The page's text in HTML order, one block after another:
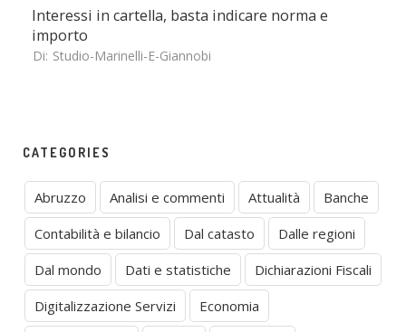
Interessi in cartella, basta indicare norma e
importo
Di: Studio-Marinelli-E-Giannobi
CATEGORIES
Abruzzo Analisi e commenti Attualità
Banche
Contabilità e bilancio
Dal catasto
Dalle regioni
Dal mondo
Dati e statistiche
Dichiarazioni Fiscali
Digitalizzazione Servizi
Economia